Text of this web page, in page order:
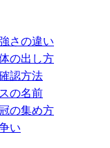
さの違い
の出し方
認方法
の名前
の集め方
い